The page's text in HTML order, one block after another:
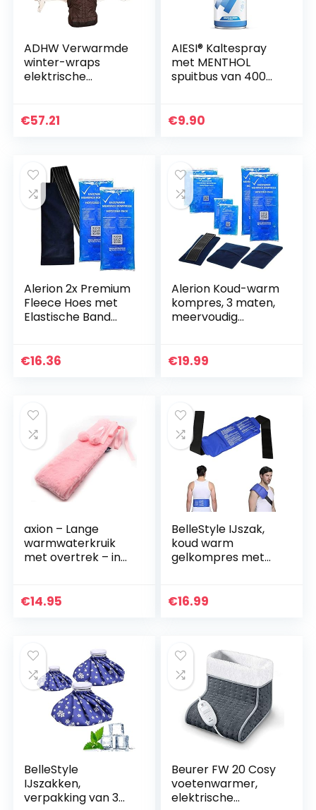
ADHW Verwarmde
winter-wraps
elektrische
voetenwarmer
€57.21
AIESI® Kaltespray
met MENTHOL
spuitbus van 400
€9.90
Alerion 2x Premium
Fleece Hoes met
Elastische Band
Koelkompressen
€16.36
Alerion Koud-warm
kompres, 3 maten,
meervoudig
geschikt voor
€19.99
axion – Lange
warmwaterkruik
met overtrek – in
€14.95
BelleStyle IJszak,
koud warm
gelkompres met
warme
€16.99
BelleStyle
IJszakken,
verpakking van 3
Beurer FW 20 Cosy
voetenwarmer,
elektrische